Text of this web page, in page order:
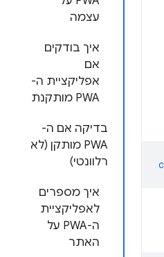
עצמה
איך בודקים
אם
אפליקציית ה-
PWA מותקנת
בדיקה אם ה-
PWA מותקן (לא
רלוונטי)
איך מספרים
לאפליקציית
ה-PWA על
האתר